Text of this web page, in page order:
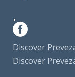
.
Discover
Discover